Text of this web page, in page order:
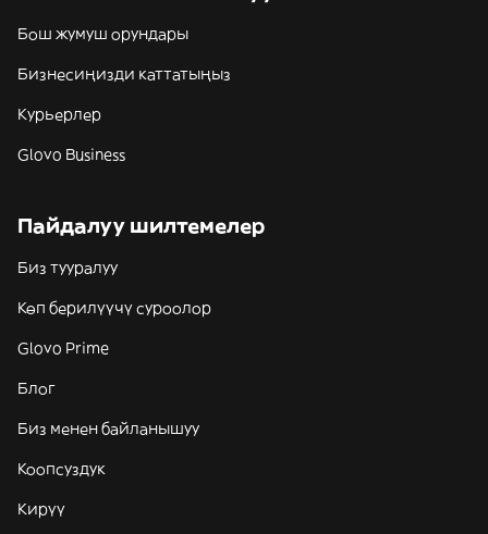
Бош жумуш орундары
Бизнесиңизди каттатыңыз
Курьерлер
Glovo Business
Пайдалуу шилтемелер
Биз тууралуу
Көп берилүүчү суроолор
Glovo Prime
Блог
Биз менен байланышуу
Коопсуздук
Кирүү